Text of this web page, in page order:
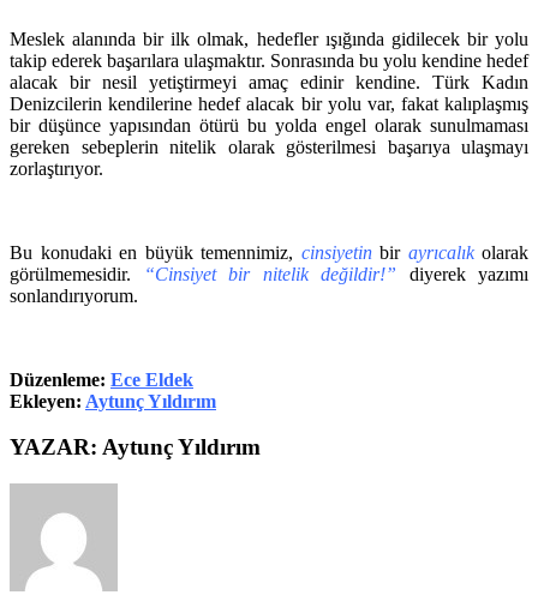
Meslek alanında bir ilk olmak, hedefler ışığında gidilecek bir yolu
takip ederek başarılara ulaşmaktır. Sonrasında bu yolu kendine hedef
alacak bir nesil yetiştirmeyi amaç edinir kendine. Türk Kadın
Denizcilerin kendilerine hedef alacak bir yolu var, fakat kalıplaşmış
bir düşünce yapısından ötürü bu yolda engel olarak sunulmaması
gereken sebeplerin nitelik olarak gösterilmesi başarıya ulaşmayı
zorlaştırıyor.
Bu konudaki en büyük temennimiz, cinsiyetinbir ayrıcalıkolarak
görülmemesidir.
“Cinsiyet bir nitelik değildir!”
diyerek yazımı
sonlandırıyorum.
Düzenleme: Ece Eldek
Ekleyen: Aytunç Yıldırım
YAZAR: Aytunç Yıldırım